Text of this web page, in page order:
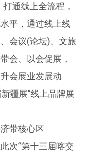
通线上全流程，
平，通过线上线
会议(论坛)、文旅
会、以会促展，
会展业发展动
疆展”线上品牌展
带核心区
次“第十三届喀交